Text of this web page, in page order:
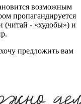
возможным
пропагандируется
(читай - «худобы») и
предложить вам